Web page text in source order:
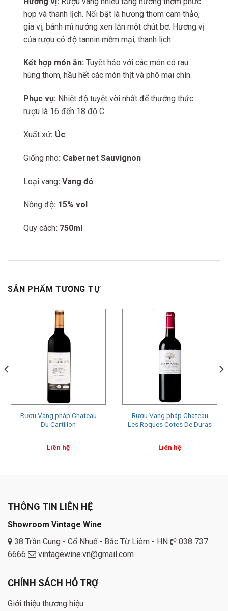
hợp và thanh lịch. Nổi bật là hương thơm cam thảo,
gia vị, bánh mì nướng xen lẫn một chút bơ. Hương vị
của rượu có độ tannin mềm mại, thanh lịch.
Kết hợp món ăn: Tuyệt hảo với các món có rau
húng thơm, hầu hết các món thịt và phô mai chín.
Phục vụ: Nhiệt độ tuyệt vời nhất để thưởng thức
rượu là 16 đến 18 độ C.
Xuất xứ: Úc
Giống nho: Cabernet Sauvignon
Loại vang: Vang đỏ
Nồng độ: 15% vol
Quy cách: 750ml
SẢN PHẨM TƯƠNG TỰ
Rượu Vang pháp Chateau
Du Cartillon
Liên hệ
Rượu Vang pháp Chateau
Les Roques Cotes De Duras
Liên hệ
THÔNG TIN LIÊN HỆ
Showroom Vintage Wine
38 Trần Cung - Cổ Nhuế - Bắc Từ Liêm - HN
038 737
6666
vintagewine.vn@gmail.com
CHÍNH SÁCH HỖ TRỢ
Giới thiệu thương hiệu